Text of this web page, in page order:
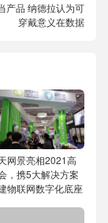
产品 纳德拉认为可
穿戴意义在数据
网景亮相2021高
，携5大解决方案
物联网数字化底座